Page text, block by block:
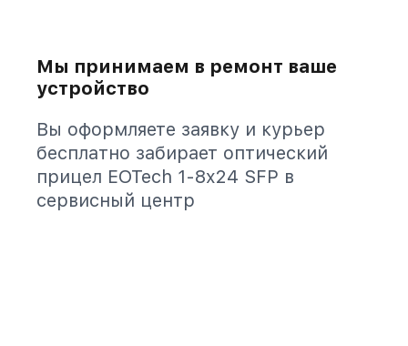
Мы принимаем в ремонт ваше
устройство
Вы оформляете заявку и курьер
бесплатно забирает оптический
прицел EOTech 1-8x24 SFP в
сервисный центр